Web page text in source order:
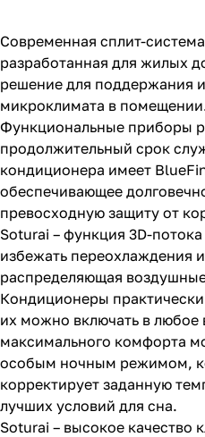
Современная сплит-
разработанная для жилых
решение для поддержания
микроклимата в
Функциональные приборы
продолжительный срок
кондиционера имеет
обеспечивающее
превосходную защиту от
Soturai – функция 3D-
избежать переохлаждения
распределяющая
Кондиционеры
их можно включать в любое
максимального комфорта
особым ночным режимом,
корректирует заданную
лучших условий для сна.
Soturai – высокое качество